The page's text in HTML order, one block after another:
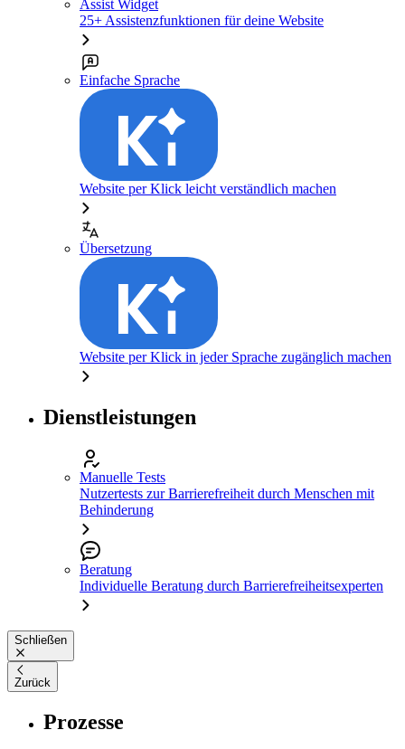
Assist Widget
25+ Assistenzfunktionen für deine Website
Einfache Sprache
Website per Klick leicht verständlich machen
Übersetzung
Website per Klick in jeder Sprache zugänglich machen
Dienstleistungen
Manuelle Tests
Nutzertests zur Barrierefreiheit durch Menschen mit
Behinderung
Beratung
Individuelle Beratung durch Barrierefreiheitsexperten
Schließen
Zurück
Prozesse